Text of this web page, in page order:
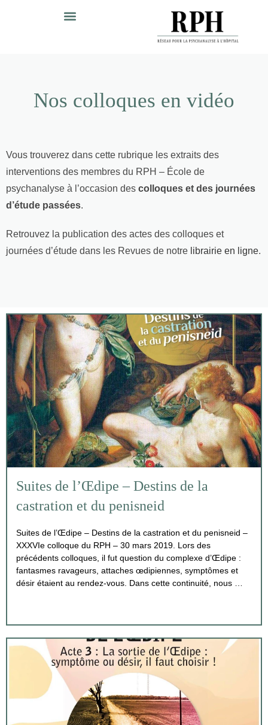
Nos colloques en vidéo
Vous trouverez dans cette rubrique les extraits des
interventions des membres du RPH – École de
psychanalyse à l’occasion des colloques et des journées
d’étude passées.
Retrouvez la publication des actes des colloques et
journées d’étude dans les Revues de notre librairie en ligne.
Suites de l’Œdipe – Destins de la
castration et du penisneid
Suites de l’Œdipe – Destins de la castration et du penisneid –
XXXVIe colloque du RPH – 30 mars 2019. Lors des
précédents colloques, il fut question du complexe d’Œdipe :
fantasmes ravageurs, attaches œdipiennes, symptômes et
désir étaient au rendez-vous. Dans cette continuité, nous …